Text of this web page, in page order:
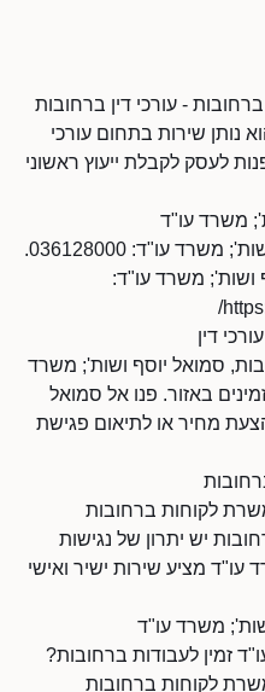
- עורכי דין ברחובות
נותן שירות בתחום עורכי
לעסק לקבלת ייעוץ ראשוני
משרד עו"ד
עו"ד: 036128000.
ושות'; משרד עו"ד:
דין
סמואל יוסף ושות'; משרד
באזור. פנו אל סמואל
מחיר או לתיאום פגישת
לקוחות ברחובות
יש יתרון של נגישות
עו"ד מציע שירות ישיר ואישי
משרד עו"ד
זמין לעבודות ברחובות?
לקוחות ברחובות